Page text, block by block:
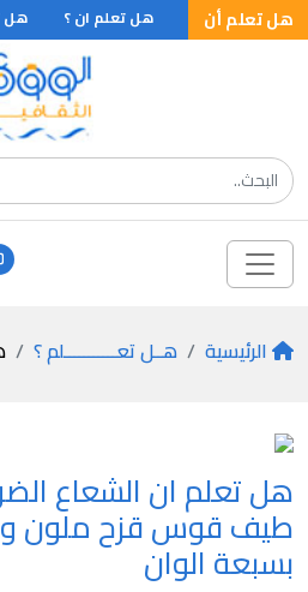
هل تعلم أن
اغلى فندق هل تعلم ان ؟ هل
الرئيسية هــل تعـــــــــــلم ؟
هل تعلم ان الشعاع
طيف قوس قزح ملون
بسبعة الوان